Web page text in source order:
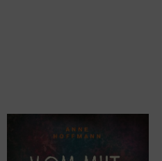
Hoffmann, Anne